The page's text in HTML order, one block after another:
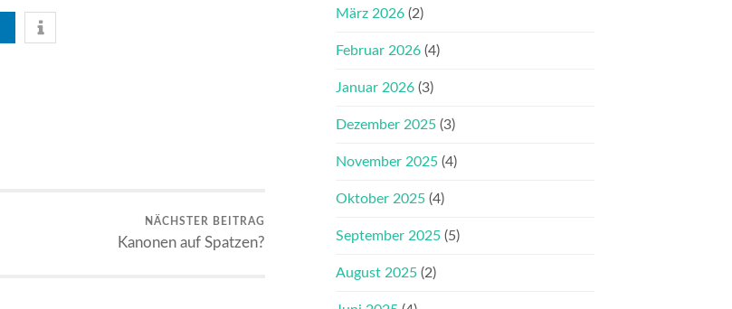
NÄCHSTER BEITRAG
Kanonen auf Spatzen?
März 2026 (2)
Februar 2026 (4)
Januar 2026 (3)
Dezember 2025 (3)
November 2025 (4)
Oktober 2025 (4)
September 2025 (5)
August 2025 (2)